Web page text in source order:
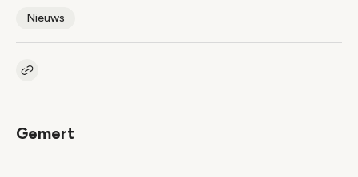
Nieuws
Kopieer link naar artikel
Gemert